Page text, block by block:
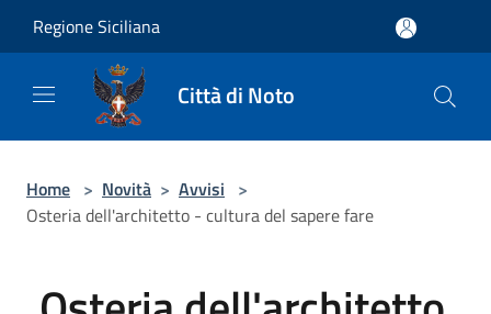
Regione Siciliana
Città di Noto
Home > Novità > Avvisi >
Osteria dell'architetto - cultura del sapere fare